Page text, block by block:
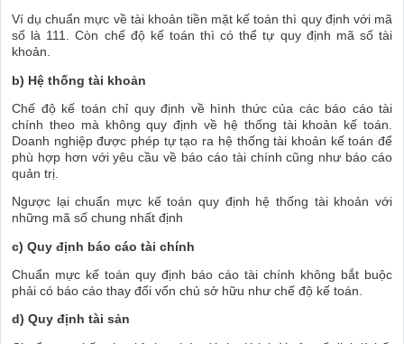
Ví dụ chuẩn mực về tài khoản tiền mặt kế toán thì quy định với mã
số là 111. Còn chế độ kế toán thì có thể tự quy định mã số tài
khoản.
b) Hệ thống tài khoản
Chế độ kế toán chỉ quy định về hình thức của các báo cáo tài
chính theo mà không quy định về hệ thống tài khoản kế toán.
Doanh nghiệp được phép tự tạo ra hệ thống tài khoản kế toán để
phù hợp hơn với yêu cầu về báo cáo tài chính cũng như báo cáo
quản trị.
Ngược lại chuẩn mực kế toán quy định hệ thống tài khoản với
những mã số chung nhất định
c) Quy định báo cáo tài chính
Chuẩn mực kế toán quy định báo cáo tài chính không bắt buộc
phải có báo cáo thay đổi vốn chủ sở hữu như chế độ kế toán.
d) Quy định tài sản